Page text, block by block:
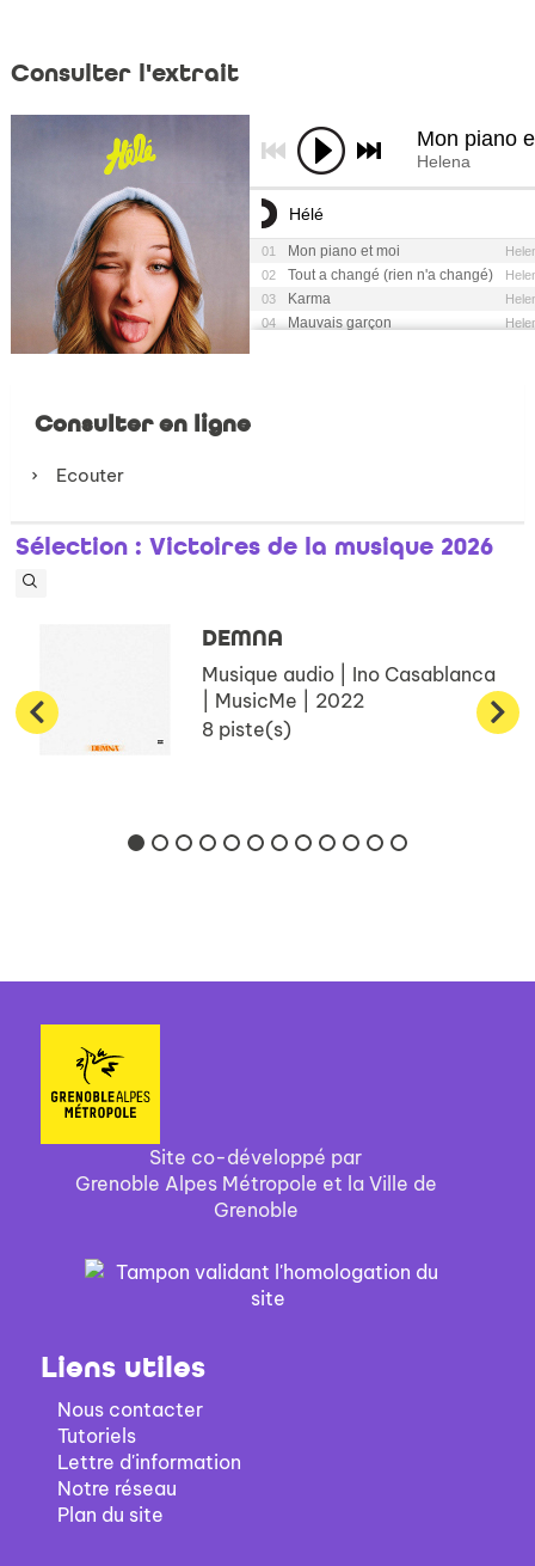
Consulter l'extrait
Consulter en ligne
Ecouter
Sélection : Victoires de la musique 2026
DEMNA
Musique audio | Ino Casablanca
| MusicMe | 2022
8 piste(s)
Site co-développé par
Grenoble Alpes Métropole et la Ville de
Grenoble
Liens utiles
Nous contacter
Tutoriels
Lettre d'information
Notre réseau
Plan du site